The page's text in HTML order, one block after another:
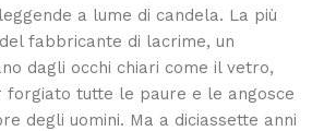
a lume di candela. La più
fabbricante di lacrime, un
dagli occhi chiari come il vetro,
forgiato tutte le paure e le angosce
degli uomini. Ma a diciassette anni